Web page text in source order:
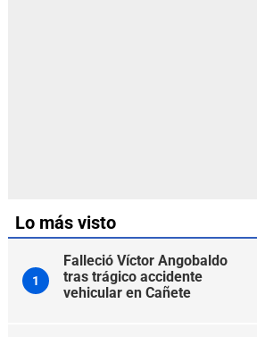
Lo más visto
1
Falleció Víctor Angobaldo
tras trágico accidente
vehicular en Cañete